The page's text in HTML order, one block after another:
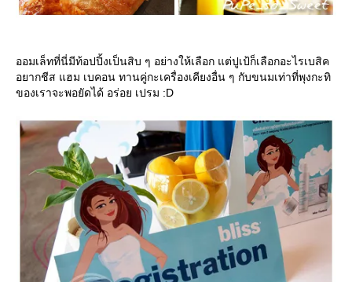
ออมเล็ทที่นี่มีท้อปปิ้งเป็นสิบ ๆ อย่างให้เลือก แต่ปูเป้ก็เลือกอะไรเบสิค
อยากชีส แฮม เบคอน ทานคู่กะเครื่องเคียงอื่น ๆ กับขนมเท่าที่พุงกะทิ
ของเราจะพอยัดได้ อร่อย เปรม :D